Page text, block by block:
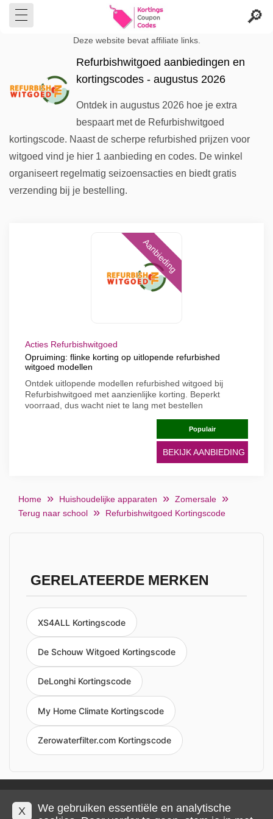
Deze website bevat affiliate links.
Refurbishwitgoed aanbiedingen en
kortingscodes - augustus 2026
Ontdek in augustus 2026 hoe je extra
bespaart met de Refurbishwitgoed
kortingscode. Naast de scherpe refurbished prijzen voor
witgoed vind je hier 1 aanbieding en codes. De winkel
organiseert regelmatig seizoensacties en biedt gratis
verzending bij je bestelling.
Aanbieding
Acties Refurbishwitgoed
Opruiming: flinke korting op uitlopende refurbished
witgoed modellen
Ontdek uitlopende modellen refurbished witgoed bij
Refurbishwitgoed met aanzienlijke korting. Beperkt
voorraad, dus wacht niet te lang met bestellen
Populair
BEKIJK AANBIEDING
Home Huishoudelijke apparaten
Zomersale
Terug naar school
Refurbishwitgoed Kortingscode
GERELATEERDE MERKEN
XS4ALL Kortingscode
De Schouw Witgoed Kortingscode
DeLonghi Kortingscode
My Home Climate Kortingscode
Zerowaterfilter.com Kortingscode
Privacy en cookies Impressum Algemene voorwaarden
X
We gebruiken essentiële en analytische